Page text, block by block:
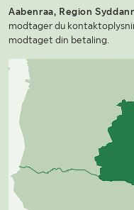
Aabenraa, Region
modtager du
modtaget din betaling.